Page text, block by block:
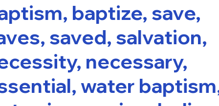
baptize, save,
saved, salvation,
necessary,
water